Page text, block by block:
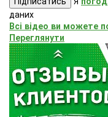
даних
Всі відео ви можете
Переглянути